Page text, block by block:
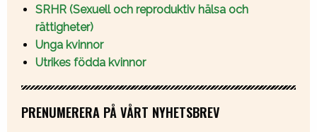
SRHR (Sexuell och reproduktiv hälsa och
rättigheter)
Unga kvinnor
Utrikes födda kvinnor
PRENUMERERA PÅ VÅRT NYHETSBREV